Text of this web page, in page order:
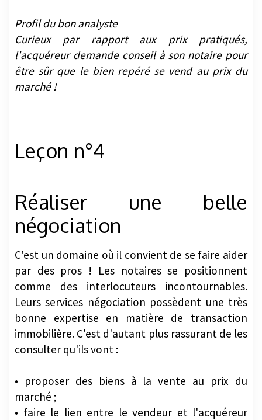
Profil du bon analyste
Curieux par rapport aux prix pratiqués,
l'acquéreur demande conseil à son notaire pour
être sûr que le bien repéré se vend au prix du
marché !
Leçon n°4
Réaliser une belle
négociation
C'est un domaine où il convient de se faire aider
par des pros ! Les notaires se positionnent
comme des interlocuteurs incontournables.
Leurs services négociation possèdent une très
bonne expertise en matière de transaction
immobilière. C'est d'autant plus rassurant de les
consulter qu'ils vont :
• proposer des biens à la vente au prix du
marché ;
• faire le lien entre le vendeur et l'acquéreur